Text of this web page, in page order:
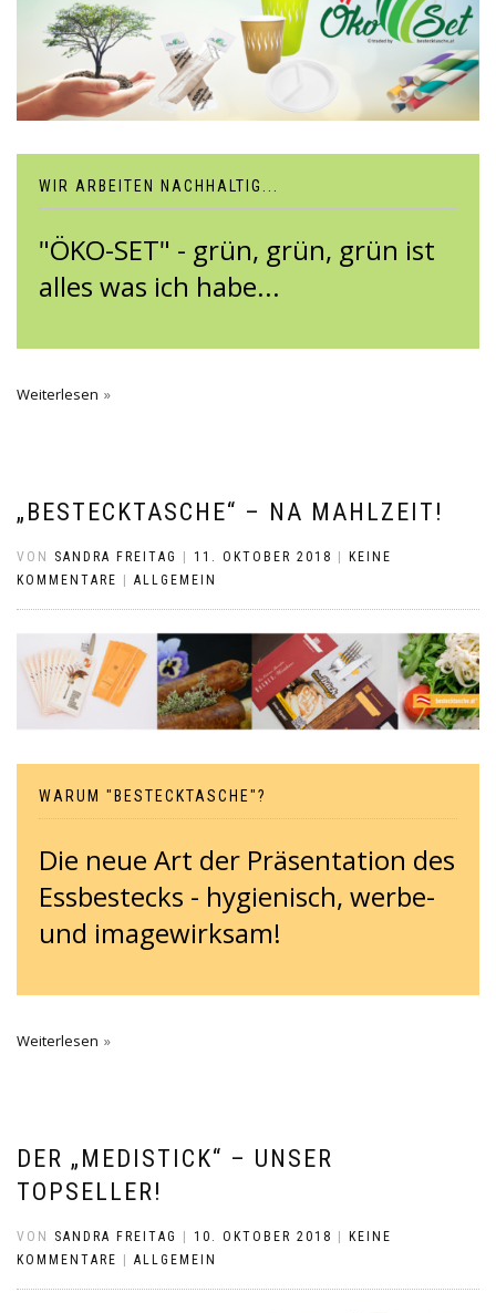
WIR ARBEITEN NACHHALTIG...
"ÖKO-SET" - grün, grün, grün ist
alles was ich habe...
Weiterlesen
„BESTECKTASCHE“ – NA MAHLZEIT!
VON SANDRA FREITAG 11. OKTOBER 2018
KEINE
KOMMENTARE
ALLGEMEIN
WARUM "BESTECKTASCHE"?
Die neue Art der Präsentation des
Essbestecks - hygienisch, werbe-
und imagewirksam!
Weiterlesen
DER „MEDISTICK“ – UNSER
TOPSELLER!
VON SANDRA FREITAG 10. OKTOBER 2018
KEINE
KOMMENTARE
ALLGEMEIN